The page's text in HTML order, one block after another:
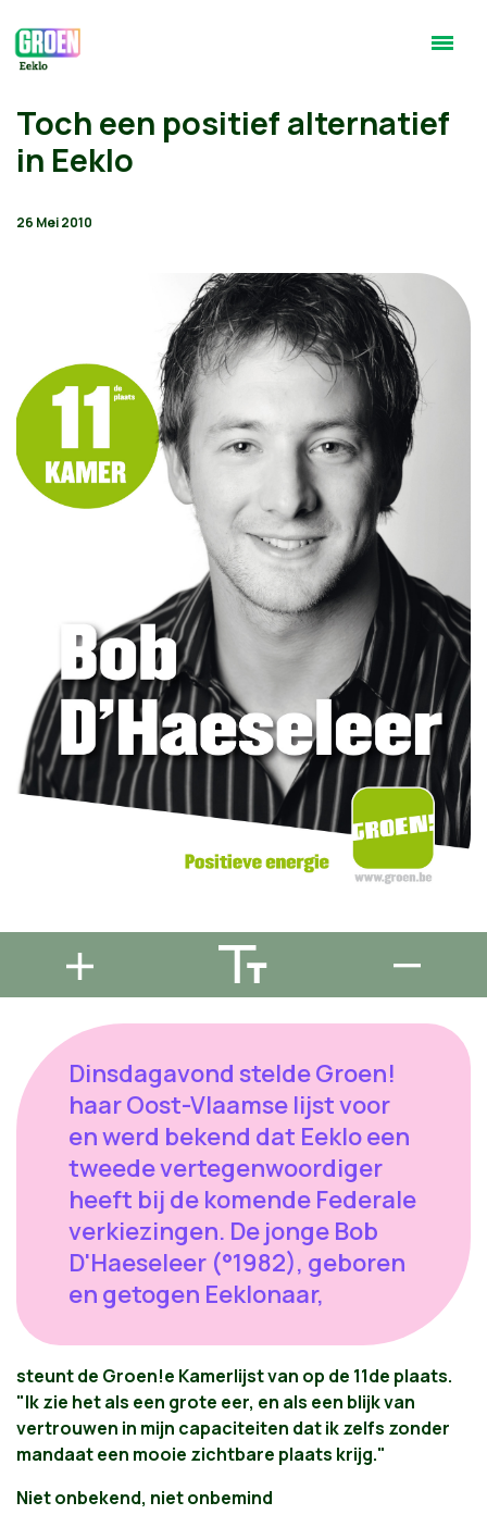
Toch een positief alternatief
in Eeklo
26 Mei 2010
Dinsdagavond stelde Groen!
haar Oost-Vlaamse lijst voor
en werd bekend dat Eeklo een
tweede vertegenwoordiger
heeft bij de komende Federale
verkiezingen. De jonge Bob
D'Haeseleer (°1982), geboren
en getogen Eeklonaar,
steunt de Groen!e Kamerlijst van op de 11de plaats.
"Ik zie het als een grote eer, en als een blijk van
vertrouwen in mijn capaciteiten dat ik zelfs zonder
mandaat een mooie zichtbare plaats krijg."
Niet onbekend, niet onbemind